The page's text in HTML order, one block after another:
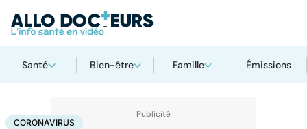
Santé Bien-être Famille Émissions
AccueilSantéMaladies Coronavirus
CORONAVIRUS